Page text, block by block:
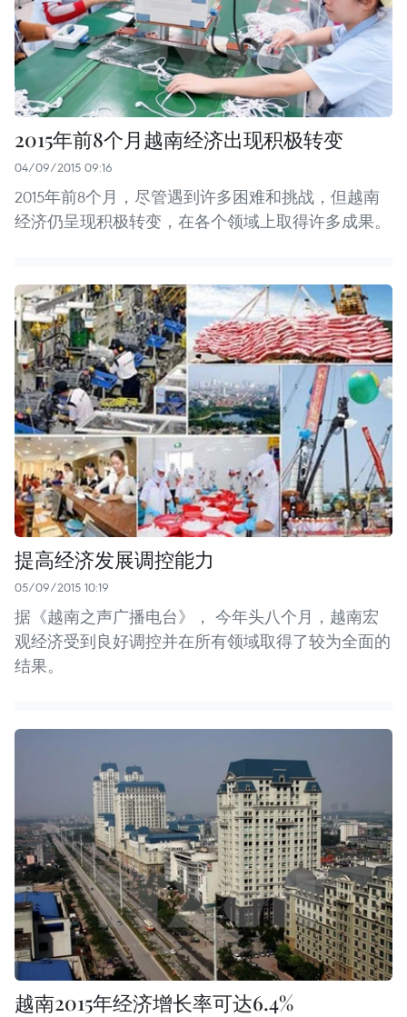
2015年前8个月越南经济出现积极转变
04/09/2015 09:16
2015年前8个月，尽管遇到许多困难和挑战，但越南
经济仍呈现积极转变，在各个领域上取得许多成果。
提高经济发展调控能力
05/09/2015 10:19
据《越南之声广播电台》， 今年头八个月，越南宏
观经济受到良好调控并在所有领域取得了较为全面的
结果。
越南2015年经济增长率可达6.4%